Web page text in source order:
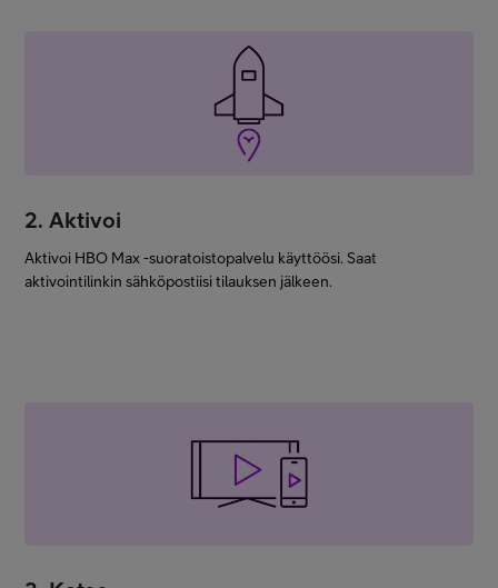
2. Aktivoi
Aktivoi HBO Max -suoratoistopalvelu käyttöösi. Saat
aktivointilinkin sähköpostiisi tilauksen jälkeen.